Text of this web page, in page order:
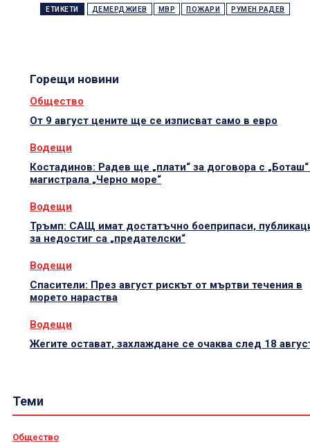
ЕТИКЕТИ ДЕМЕРДЖИЕВ МВР ПОЖАРИ РУМЕН РАДЕВ
Горещи новини
Общество
От 9 август цените ще се изписват само в евро
Водещи
Костадинов: Радев ще „плати“ за договора с
магистрала „Черно море“
Водещи
Тръмп: САЩ имат достатъчно боеприпаси,
за недостиг са „предателски“
Водещи
Спасители: През август рискът от мъртви течения в
морето нараства
Водещи
Жегите остават, захлаждане се очаква след 18
Теми
Общество